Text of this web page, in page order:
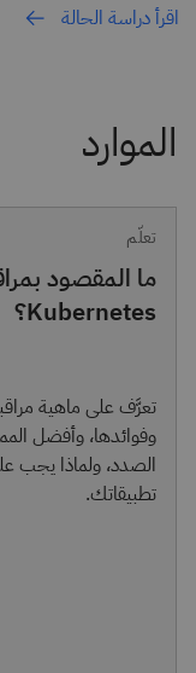
اقرأ دراسة الحالة
تعلّم
ما المقصود
Kubernetes؟
وفوائدها، وأفضل
الصدد، ولماذا يجب
تطبيقاتك.